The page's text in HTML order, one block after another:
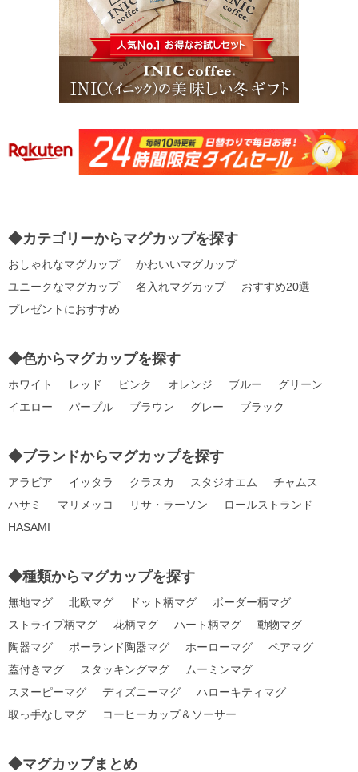
◆カテゴリーからマグカップを探す
おしゃれなマグカップ
かわいいマグカップ
ユニークなマグカップ
名入れマグカップ
おすすめ20選
プレゼントにおすすめ
◆色からマグカップを探す
ホワイト レッド ピンク オレンジ ブルー
グリーン
イエロー
パープル ブラウン グレー ブラック
◆ブランドからマグカップを探す
アラビア イッタラ クラスカ スタジオエム
チャムス
ハサミ
マリメッコ リサ・ラーソン
ロールストランド
HASAMI
◆種類からマグカップを探す
無地マグ 北欧マグ ドット柄マグ
ボーダー柄マグ
ストライプ柄マグ
花柄マグ ハート柄マグ
動物マグ
陶器マグ
ポーランド陶器マグ ホーローマグ
ペアマグ
蓋付きマグ
スタッキングマグ
ムーミンマグ
スヌーピーマグ
ディズニーマグ
ハローキティマグ
取っ手なしマグ
コーヒーカップ＆ソーサー
◆マグカップまとめ